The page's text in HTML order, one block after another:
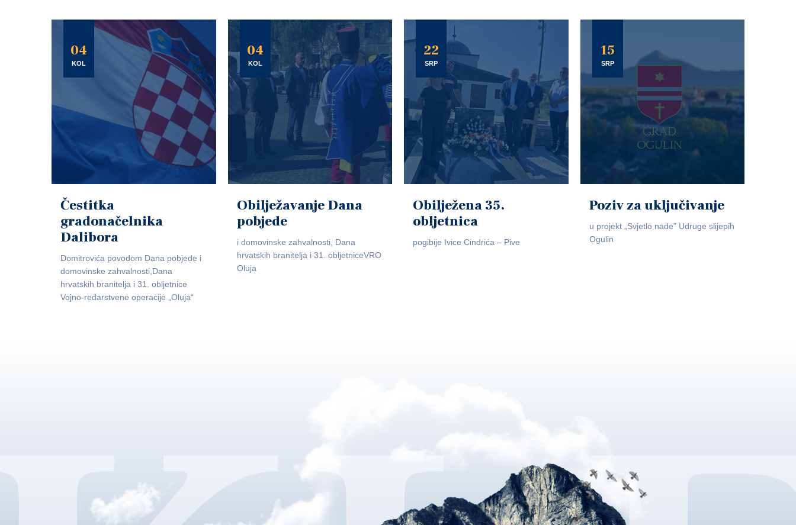
04
KOL
Čestitka
gradonačelnika
Dalibora
Domitrovića povodom Dana pobjede i
domovinske zahvalnosti,Dana
hrvatskih branitelja i 31. obljetnice
Vojno-redarstvene operacije „Oluja“
04
KOL
Obilježavanje Dana
pobjede
i domovinske zahvalnosti, Dana
hrvatskih branitelja i 31. obljetniceVRO
Oluja
22
SRP
Obilježena 35.
obljetnica
pogibije Ivice Cindrića – Pive
15
SRP
Poziv za uključivanje
u projekt „Svjetlo nade” Udruge slijepih
Ogulin